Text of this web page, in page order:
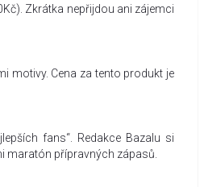
Zkrátka nepřijdou ani zájemci
motivy. Cena za tento produkt je
fans“. Redakce Bazalu si
maratón přípravných zápasů.